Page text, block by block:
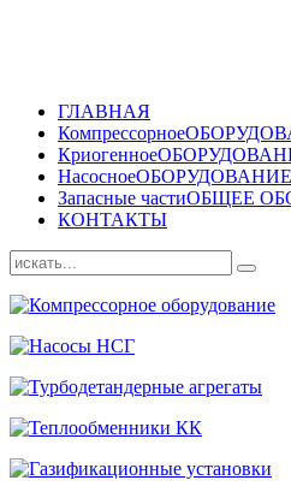
ГЛАВНАЯ
Компрессорное
Криогенное
НасосноеОБОРУДОВАНИЕ
Запасные частиОБЩЕЕ
КОНТАКТЫ